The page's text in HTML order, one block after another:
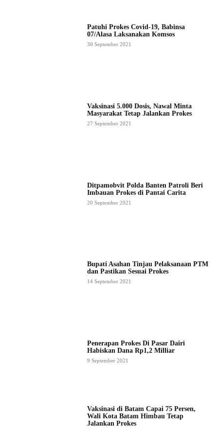
Patuhi Prokes Covid-19, Babinsa
07/Alasa Laksanakan Komsos
30 September 2021
Vaksinasi 5.000 Dosis, Nawal Minta
Masyarakat Tetap Jalankan Prokes
27 September 2021
Ditpamobvit Polda Banten Patroli Beri
Imbauan Prokes di Pantai Carita
20 September 2021
Bupati Asahan Tinjau Pelaksanaan PTM
dan Pastikan Sesuai Prokes
14 September 2021
Penerapan Prokes Di Pasar Dairi
Habiskan Dana Rp1,2 Milliar
9 September 2021
Vaksinasi di Batam Capai 75 Persen,
Wali Kota Batam Himbau Tetap
Jalankan Prokes